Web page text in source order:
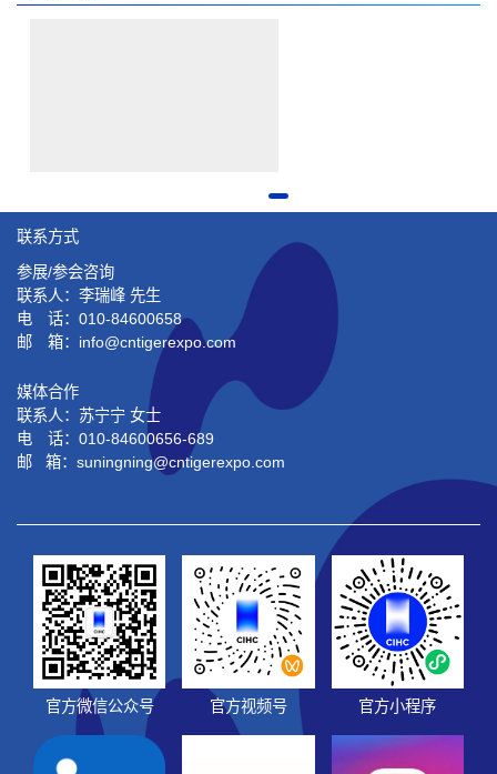
联系方式
参展/参会咨询
联系人：李瑞峰 先生
电 话：010-84600658
邮 箱：info@cntigerexpo.com
媒体合作
联系人：苏宁宁 女士
电 话：010-84600656-689
邮 箱：suningning@cntigerexpo.com
官方微信公众号 官方视频号 官方小程序